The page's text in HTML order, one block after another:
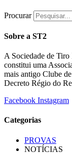
Procurar
Sobre a ST2
A Sociedade de
constitui uma
mais antigo Clube
Decreto Régio do
Facebook Instagram
Categorias
PROVAS
NOTÍCIAS